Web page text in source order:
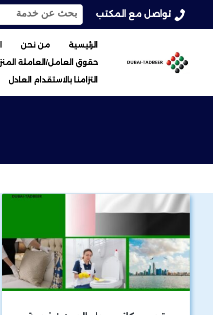
تواصل مع المكتب
ب
ح
ع
ن
:
الرئيسية من نحن
حقوق العامل/العاملة
التزامنا بالاستقدام العادل